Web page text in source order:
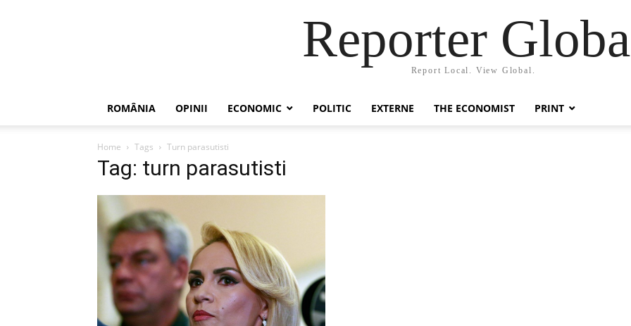
Reporter
Report Local. View Global.
ROMÂNIA OPINII ECONOMIC POLITIC EXTERNE THE ECONOMIST PRINT
Home Tags Turn parasutisti
Tag: turn parasutisti